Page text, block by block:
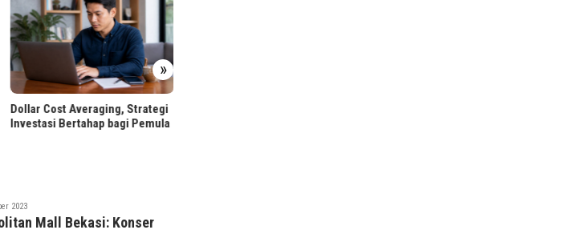
»
PT RPN dan BPDP Gelar
Workshop Pangan Sehat
2023
Mall Bekasi: Konser